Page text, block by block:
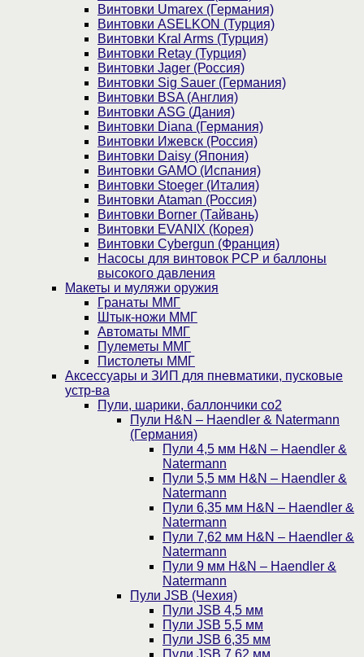
Винтовки Umarex (Германия)
Винтовки ASELKON (Турция)
Винтовки Kral Arms (Турция)
Винтовки Retay (Турция)
Винтовки Jager (Россия)
Винтовки Sig Sauer (Германия)
Винтовки BSA (Англия)
Винтовки ASG (Дания)
Винтовки Diana (Германия)
Винтовки Ижевск (Россия)
Винтовки Daisy (Япония)
Винтовки GAMO (Испания)
Винтовки Stoeger (Италия)
Винтовки Ataman (Россия)
Винтовки Borner (Тайвань)
Винтовки EVANIX (Корея)
Винтовки Cybergun (Франция)
Насосы для винтовок PCP и баллоны
высокого давления
Макеты и муляжи оружия
Гранаты ММГ
Штык-ножи ММГ
Автоматы ММГ
Пулеметы ММГ
Пистолеты ММГ
Аксессуары и ЗИП для пневматики, пусковые
устр-ва
Пули, шарики, баллончики со2
Пули H&N – Haendler & Natermann
(Германия)
Пули 4,5 мм H&N – Haendler &
Natermann
Пули 5,5 мм H&N – Haendler &
Natermann
Пули 6,35 мм H&N – Haendler &
Natermann
Пули 7,62 мм H&N – Haendler &
Natermann
Пули 9 мм H&N – Haendler &
Natermann
Пули JSB (Чехия)
Пули JSB 4,5 мм
Пули JSB 5,5 мм
Пули JSB 6,35 мм